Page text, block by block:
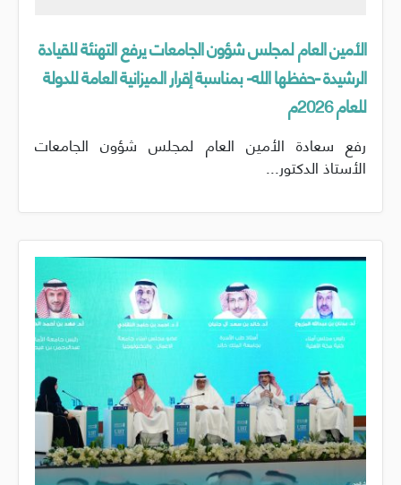
الأمين العام لمجلس شؤون الجامعات يرفع التهنئة للقيادة
الرشيدة -حفظها الله- بمناسبة إقرار الميزانية العامة للدولة
للعام 2026م
رفع سعادة الأمين العام لمجلس شؤون الجامعات
الأستاذ الدكتور...